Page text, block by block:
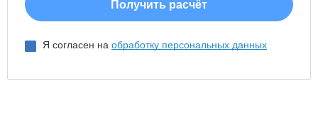
Я согласен на обработку персональных данных